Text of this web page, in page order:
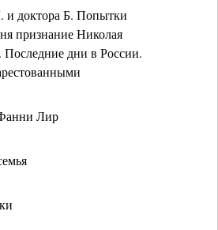
и доктора Б. Попытки
признание Николая
дни в России.
Лир